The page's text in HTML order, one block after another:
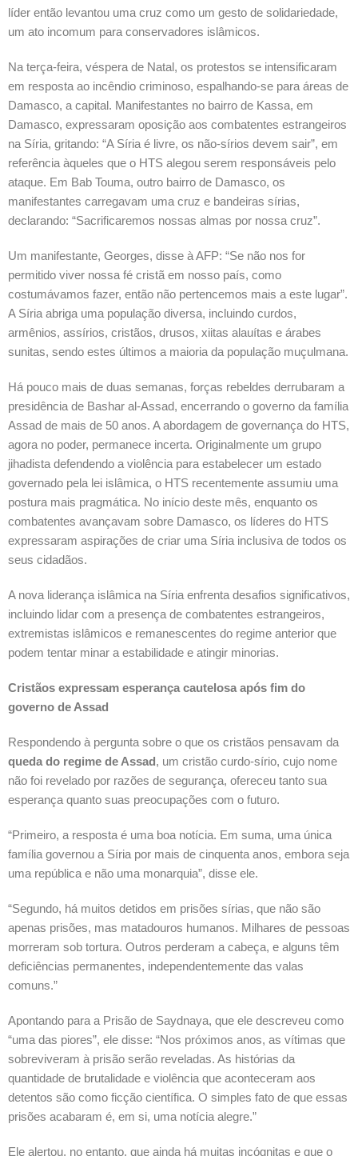
líder então levantou uma cruz como um gesto de solidariedade,
um ato incomum para conservadores islâmicos.
Na terça-feira, véspera de Natal, os protestos se intensificaram
em resposta ao incêndio criminoso, espalhando-se para áreas de
Damasco, a capital. Manifestantes no bairro de Kassa, em
Damasco, expressaram oposição aos combatentes estrangeiros
na Síria, gritando: “A Síria é livre, os não-sírios devem sair”, em
referência àqueles que o HTS alegou serem responsáveis ​​pelo
ataque. Em Bab Touma, outro bairro de Damasco, os
manifestantes carregavam uma cruz e bandeiras sírias,
declarando: “Sacrificaremos nossas almas por nossa cruz”.
Um manifestante, Georges, disse à AFP: “Se não nos for
permitido viver nossa fé cristã em nosso país, como
costumávamos fazer, então não pertencemos mais a este lugar”.
A Síria abriga uma população diversa, incluindo curdos,
armênios, assírios, cristãos, drusos, xiitas alauítas e árabes
sunitas, sendo estes últimos a maioria da população muçulmana.
Há pouco mais de duas semanas, forças rebeldes derrubaram a
presidência de Bashar al-Assad, encerrando o governo da família
Assad de mais de 50 anos. A abordagem de governança do HTS,
agora no poder, permanece incerta. Originalmente um grupo
jihadista defendendo a violência para estabelecer um estado
governado pela lei islâmica, o HTS recentemente assumiu uma
postura mais pragmática. No início deste mês, enquanto os
combatentes avançavam sobre Damasco, os líderes do HTS
expressaram aspirações de criar uma Síria inclusiva de todos os
seus cidadãos.
A nova liderança islâmica na Síria enfrenta desafios significativos,
incluindo lidar com a presença de combatentes estrangeiros,
extremistas islâmicos e remanescentes do regime anterior que
podem tentar minar a estabilidade e atingir minorias.
Cristãos expressam esperança cautelosa após fim do
governo de Assad
Respondendo à pergunta sobre o que os cristãos pensavam da
queda do regime de Assad, um cristão curdo-sírio, cujo nome
não foi revelado por razões de segurança, ofereceu tanto sua
esperança quanto suas preocupações com o futuro.
“Primeiro, a resposta é uma boa notícia. Em suma, uma única
família governou a Síria por mais de cinquenta anos, embora seja
uma república e não uma monarquia”, disse ele.
“Segundo, há muitos detidos em prisões sírias, que não são
apenas prisões, mas matadouros humanos. Milhares de pessoas
morreram sob tortura. Outros perderam a cabeça, e alguns têm
deficiências permanentes, independentemente das valas
comuns.”
Apontando para a Prisão de Saydnaya, que ele descreveu como
“uma das piores”, ele disse: “Nos próximos anos, as vítimas que
sobreviveram à prisão serão reveladas. As histórias da
quantidade de brutalidade e violência que aconteceram aos
detentos são como ficção científica. O simples fato de que essas
prisões acabaram é, em si, uma notícia alegre.”
Ele alertou, no entanto, que ainda há muitas incógnitas e que o